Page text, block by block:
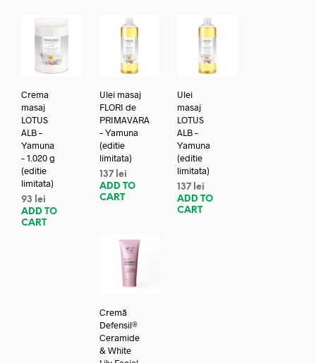
Crema
masaj
LOTUS
ALB –
Yamuna
– 1.020 g
(editie
limitata)
93
lei
ADD TO
CART
Ulei masaj
FLORI de
PRIMAVARA
– Yamuna
(editie
limitata)
137 lei
ADD TO
CART
Ulei
masaj
LOTUS
ALB –
Yamuna
(editie
limitata)
137 lei
ADD TO
CART
Cremă
Defensil®
Ceramide
& White